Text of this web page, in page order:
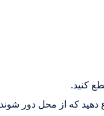
کنید.
دهید که از محل دور